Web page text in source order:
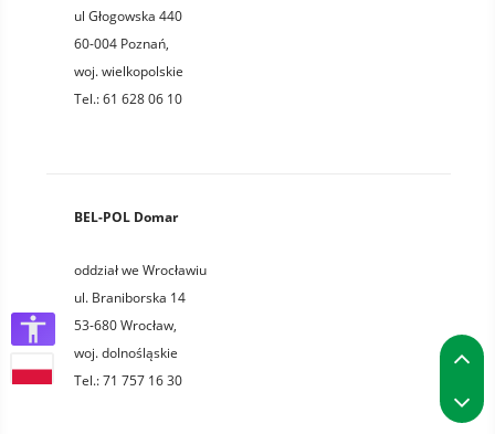
ul Głogowska 440
60-004 Poznań,
woj.wielkopolskie
Tel.:61 628 06 10
BEL-POL Domar
oddział we Wrocławiu
ul. Braniborska 14
53-680Wrocław,
woj.dolnośląskie
Tel.:71 757 16 30